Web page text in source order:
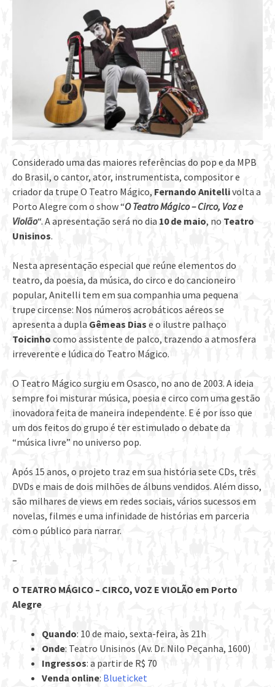
Considerado uma das maiores referências do pop e da MPB
do Brasil, o cantor, ator, instrumentista, compositor e
criador da trupe O Teatro Mágico, Fernando Anitellivolta a
Porto Alegre com o show “O Teatro Mágico – Circo, Voz e
Violão“. A apresentação será no dia 10 de maio, no Teatro
Unisinos.
Nesta apresentação especial que reúne elementos do
teatro, da poesia, da música, do circo e do cancioneiro
popular, Anitelli tem em sua companhia uma pequena
trupe circense: Nos números acrobáticos aéreos se
apresenta a dupla Gêmeas Dias e o ilustre palhaço
Toicinho como assistente de palco, trazendo a atmosfera
irreverente e lúdica do Teatro Mágico.
O Teatro Mágico surgiu em Osasco, no ano de 2003. A ideia
sempre foi misturar música, poesia e circo com uma gestão
inovadora feita de maneira independente. E é por isso que
um dos feitos do grupo é ter estimulado o debate da
“música livre” no universo pop.
Após 15 anos, o projeto traz em sua história sete CDs, três
DVDs e mais de dois milhões de álbuns vendidos. Além disso,
são milhares de views em redes sociais, vários sucessos em
novelas, filmes e uma infinidade de histórias em parceria
com o público para narrar.
–
O TEATRO MÁGICO – CIRCO, VOZ E VIOLÃO em Porto
Alegre
Quando: 10 de maio, sexta-feira, às 21h
Onde: Teatro Unisinos (Av. Dr. Nilo Peçanha, 1600)
Ingressos: a partir de R$ 70
Venda online: Blueticket